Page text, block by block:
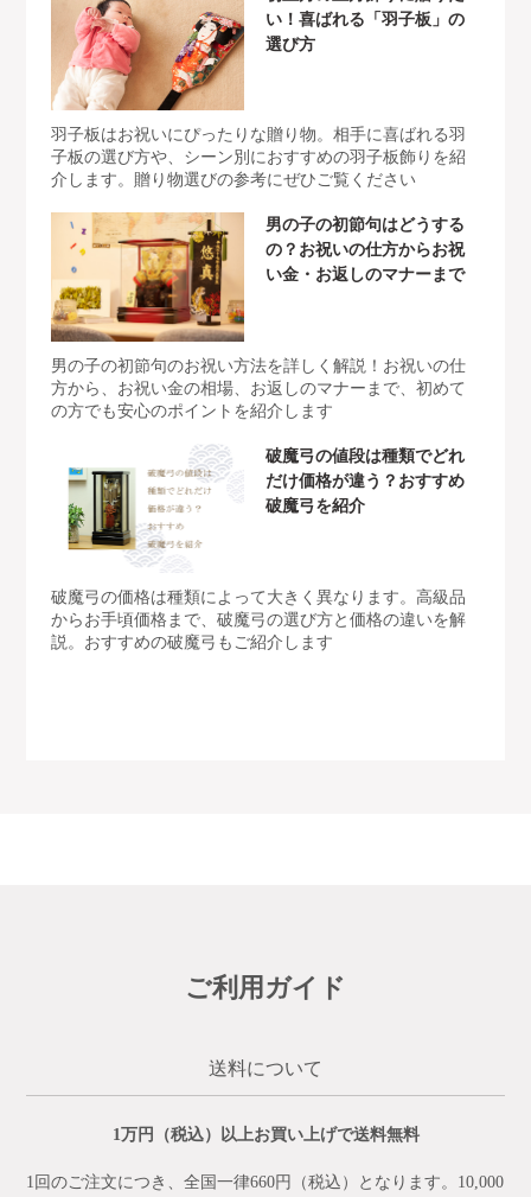
い！喜ばれる「羽子板」の
選び方
羽子板はお祝いにぴったりな贈り物。相手に喜ばれる羽
子板の選び方や、シーン別におすすめの羽子板飾りを紹
介します。贈り物選びの参考にぜひご覧ください
男の子の初節句はどうする
の？お祝いの仕方からお祝
い金・お返しのマナーまで
男の子の初節句のお祝い方法を詳しく解説！お祝いの仕
方から、お祝い金の相場、お返しのマナーまで、初めて
の方でも安心のポイントを紹介します
破魔弓の値段は種類でどれ
だけ価格が違う？おすすめ
破魔弓を紹介
破魔弓の価格は種類によって大きく異なります。高級品
からお手頃価格まで、破魔弓の選び方と価格の違いを解
説。おすすめの破魔弓もご紹介します
ご利用ガイド
送料について
1万円（税込）以上お買い上げで送料無料
1回のご注文につき、全国一律660円（税込）となります。10,000